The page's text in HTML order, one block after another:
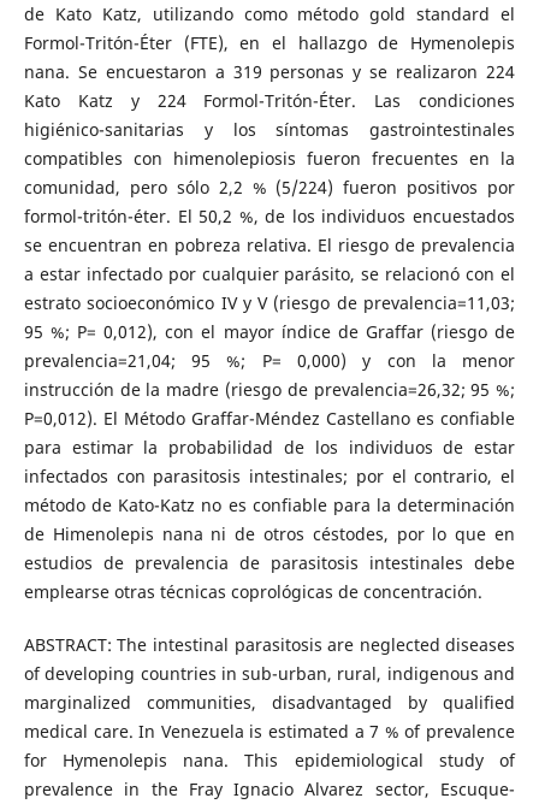
de Kato Katz, utilizando como método gold standard el
Formol-Tritón-Éter (FTE), en el hallazgo de Hymenolepis
nana. Se encuestaron a 319 personas y se realizaron 224
Kato Katz y 224 Formol-Tritón-Éter. Las condiciones
higiénico-sanitarias y los síntomas gastrointestinales
compatibles con himenolepiosis fueron frecuentes en la
comunidad, pero sólo 2,2 % (5/224) fueron positivos por
formol-tritón-éter. El 50,2 %, de los individuos encuestados
se encuentran en pobreza relativa. El riesgo de prevalencia
a estar infectado por cualquier parásito, se relacionó con el
estrato socioeconómico IV y V (riesgo de prevalencia=11,03;
95 %; P= 0,012), con el mayor índice de Graffar (riesgo de
prevalencia=21,04; 95 %; P= 0,000) y con la menor
instrucción de la madre (riesgo de prevalencia=26,32; 95 %;
P=0,012). El Método Graffar-Méndez Castellano es confiable
para estimar la probabilidad de los individuos de estar
infectados con parasitosis intestinales; por el contrario, el
método de Kato-Katz no es confiable para la determinación
de Himenolepis nana ni de otros céstodes, por lo que en
estudios de prevalencia de parasitosis intestinales debe
emplearse otras técnicas coprológicas de concentración.
ABSTRACT: The intestinal parasitosis are neglected diseases
of developing countries in sub-urban, rural, indigenous and
marginalized communities, disadvantaged by qualified
medical care. In Venezuela is estimated a 7 % of prevalence
for Hymenolepis nana. This epidemiological study of
prevalence in the Fray Ignacio Alvarez sector, Escuque-